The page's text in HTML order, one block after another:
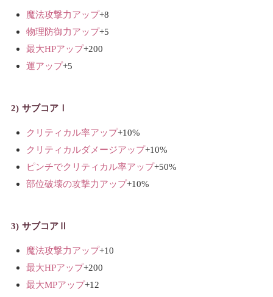
魔法攻撃力アップ+8
物理防御力アップ+5
最大HPアップ+200
運アップ+5
サブコアⅠ
クリティカル率アップ+10%
クリティカルダメージアップ+10%
ピンチでクリティカル率アップ+50%
部位破壊の攻撃力アップ+10%
サブコアⅡ
魔法攻撃力アップ+10
最大HPアップ+200
最大MPアップ+12